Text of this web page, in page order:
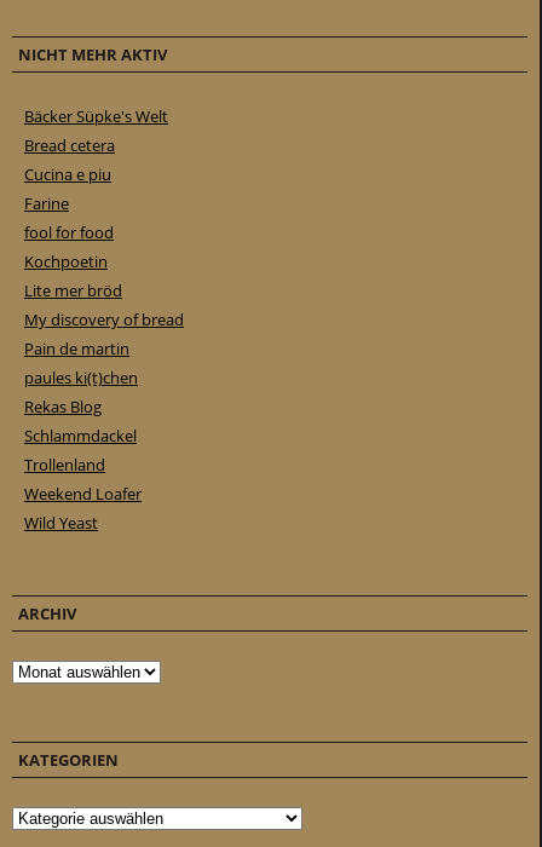
NICHT MEHR AKTIV
Bäcker Süpke's Welt
Bread cetera
Cucina e piu
Farine
fool for food
Kochpoetin
Lite mer bröd
My discovery of bread
Pain de martin
paules ki(t)chen
Rekas Blog
Schlammdackel
Trollenland
Weekend Loafer
Wild Yeast
ARCHIV
Archiv
KATEGORIEN
Kategorien